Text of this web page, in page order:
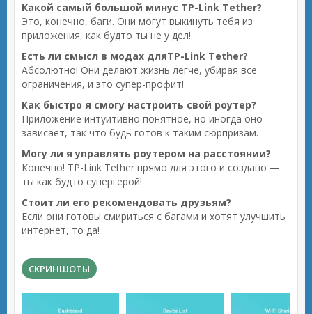
Какой самый большой минус TP-Link Tether?
Это, конечно, баги. Они могут выкинуть тебя из
приложения, как будто ты не у дел!
Есть ли смысл в модах дляTP-Link Tether?
Абсолютно! Они делают жизнь легче, убирая все
ограничения, и это супер-профит!
Как быстро я смогу настроить свой роутер?
Приложение интуитивно понятное, но иногда оно
зависает, так что будь готов к таким сюрпризам.
Могу ли я управлять роутером на расстоянии?
Конечно! TP-Link Tether прямо для этого и создано —
ты как будто супергерой!
Стоит ли его рекомендовать друзьям?
Если они готовы смириться с багами и хотят улучшить
интернет, то да!
СКРИНШОТЫ